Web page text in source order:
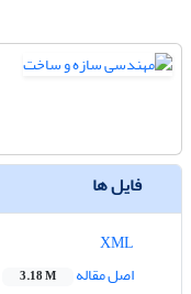
فایل ها
اصل مقاله
3.18 M